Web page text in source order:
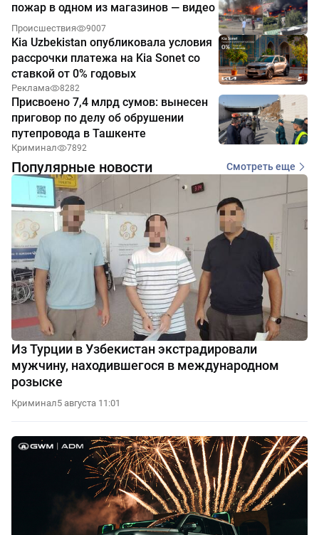
пожар в одном из магазинов — видео
Происшествия 9007
Kia Uzbekistan опубликовала условия
рассрочки платежа на Kia Sonet со
ставкой от 0% годовых
Реклама 8282
Присвоено 7,4 млрд сумов: вынесен
приговор по делу об обрушении
путепровода в Ташкенте
Криминал 7892
Популярные новости Смотреть еще
Из Турции в Узбекистан экстрадировали
мужчину, находившегося в международном
розыске
Криминал5 августа 11:01